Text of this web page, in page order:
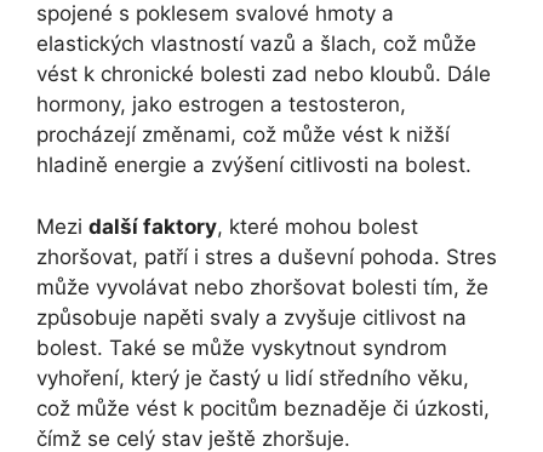
spojené s poklesem svalové hmoty a
elastických vlastností vazů a šlach, což může
vést k chronické bolesti zad nebo kloubů. Dále
hormony, jako estrogen a testosteron,
procházejí změnami, což může vést k nižší
hladině energie a zvýšení citlivosti na bolest.
Mezi další faktory, které mohou bolest
zhoršovat, patří i stres a duševní pohoda. Stres
může vyvolávat nebo zhoršovat bolesti tím, že
způsobuje napěti svaly a zvyšuje citlivost na
bolest. Také se může vyskytnout syndrom
vyhoření, který je častý u lidí středního věku,
což může vést k pocitům beznaděje či úzkosti,
čímž se celý stav ještě zhoršuje.